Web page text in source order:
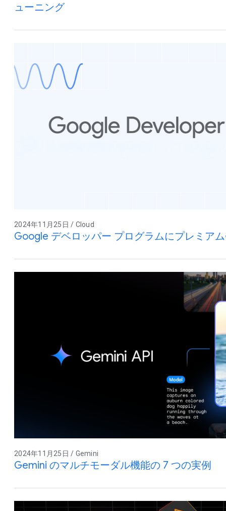
ューニング
2024年11月25日 / Cloud
Google デベロッパー プログラムにプレミア
2024年11月25日 / Gemini
Gemini のマルチモーダル機能の 7 つの実例